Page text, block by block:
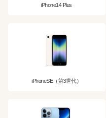
iPhone14 Plus
iPhoneSE（第3世代）